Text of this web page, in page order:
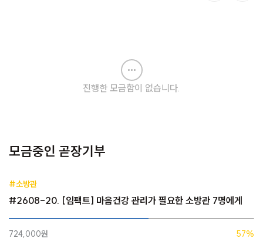
진행한 모금함이 없습니다.
모금중인 곧장기부
#소방관
#2608-20. [임팩트] 마음건강 관리가 필요한 소방관 7명에게
724,000원 57%